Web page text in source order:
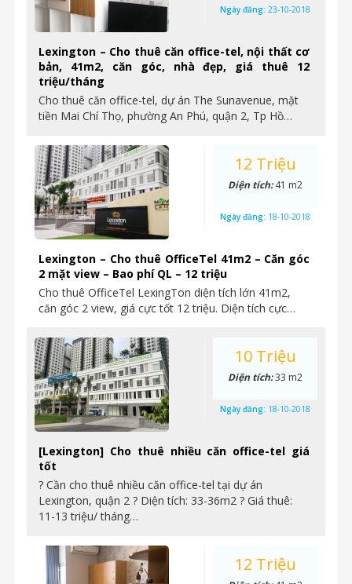
Lexington – Cho thuê căn office-tel, nội thất cơ
bản, 41m2, căn góc, nhà đẹp, giá thuê 12
triệu/tháng
Cho thuê căn office-tel, dự án The Sunavenue, mặt
tiền Mai Chí Thọ, phường An Phú, quận 2, Tp Hồ…
Ngày đăng: 23-10-2018
Lexington – Cho thuê OfficeTel 41m2 – Căn góc
2 mặt view – Bao phí QL – 12 triệu
Cho thuê OfficeTel LexingTon diện tích lớn 41m2,
căn góc 2 view, giá cực tốt 12 triệu. Diện tích cực…
12 Triệu
Diện tích:41 m2
Ngày đăng: 18-10-2018
[Lexington] Cho thuê nhiều căn office-tel giá
tốt
? Cần cho thuê nhiều căn office-tel tại dự án
Lexington, quận 2 ? Diện tích: 33-36m2 ? Giá thuê:
11-13 triệu/ tháng…
10 Triệu
Diện tích:33 m2
Ngày đăng: 18-10-2018
12 Triệu